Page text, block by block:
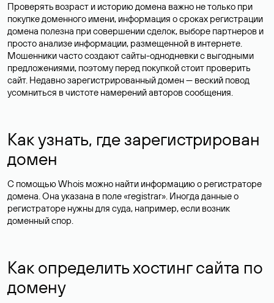
Проверять возраст и историю домена важно не только при
покупке доменного имени, информация о сроках регистрации
домена полезна при совершении сделок, выборе партнеров и
просто анализе информации, размещенной в интернете.
Мошенники часто создают сайты-однодневки с выгодными
предложениями, поэтому перед покупкой стоит проверить
сайт. Недавно зарегистрированный домен — веский повод
усомниться в чистоте намерений авторов сообщения.
Как узнать, где зарегистрирован
домен
С помощью Whois можно найти информацию о регистраторе
домена. Она указана в поле «registrar». Иногда данные о
регистраторе нужны для суда, например, если возник
доменный спор.
Как определить хостинг сайта по
домену